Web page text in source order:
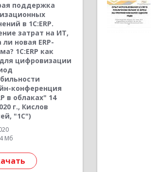
поддержка
в 1С:ERP.
затрат на ИТ,
ли новая ERP-
1С:ERP как
цифровизации
конференция
в облаках" 14
г., Кислов
"1С")
Мб